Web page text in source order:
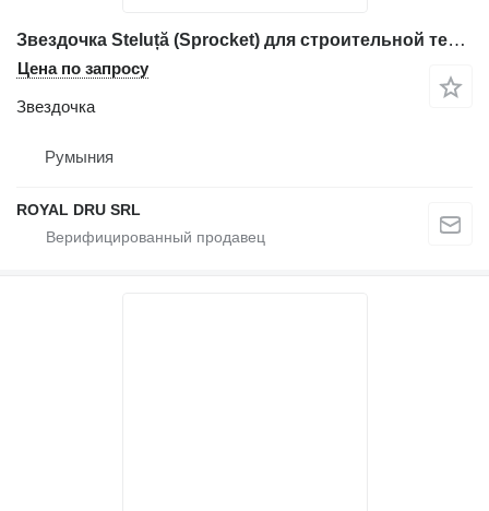
Звездочка Steluță (Sprocket) для строительной техники Volvo PC25
Цена по запросу
Звездочка
Румыния
ROYAL DRU SRL